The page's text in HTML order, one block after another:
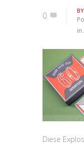
0 BY
in
Diese